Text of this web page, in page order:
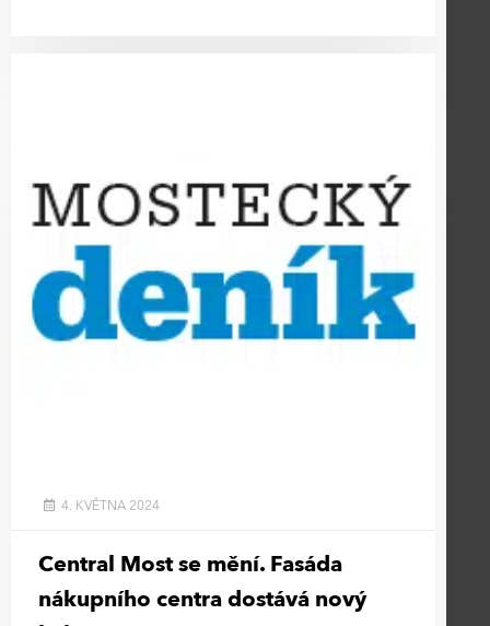
Central Most se mění. Fasáda
nákupního centra dostává nový
4. KVĚTNA 2024